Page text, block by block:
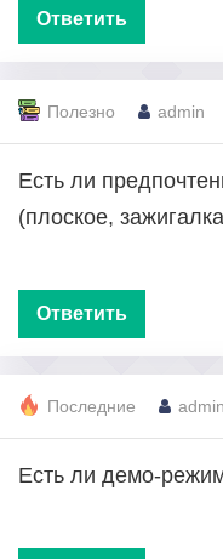
Ответить
Полезно admin
Есть ли
(плоское,
Ответить
Последние admin
Есть ли демо-